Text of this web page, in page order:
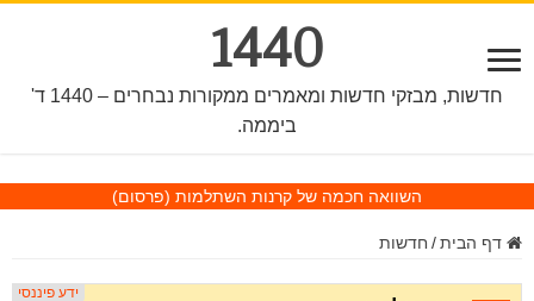
1440
חדשות, מבזקי חדשות ומאמרים ממקורות נבחרים – 1440 ד'
ביממה.
השוואה חכמה של קרנות השתלמות (פרסום)
דף הבית / חדשות